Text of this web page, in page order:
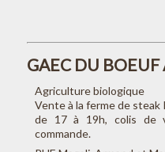
GAEC DU BOEUF
Agriculture biologique
Vente à la ferme de
de 17 à 19h, colis de
commande.